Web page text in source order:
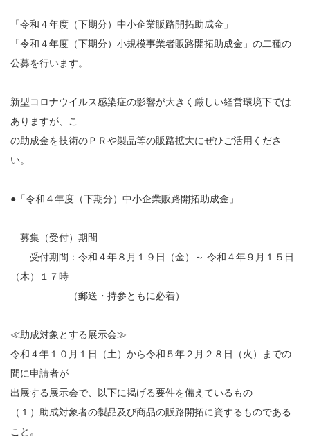
「令和４年度（下期分）中小企業販路開拓助成金」
「令和４年度（下期分）小規模事業者販路開拓助成金」の二種の
公募を行います。
新型コロナウイルス感染症の影響が大きく厳しい経営環境下では
ありますが、こ
の助成金を技術のＰＲや製品等の販路拡大にぜひご活用くださ
い。
●「令和４年度（下期分）中小企業販路開拓助成金」
募集（受付）期間
受付期間：令和４年８月１９日（金）～ 令和４年９月１５日
（木）１７時
（郵送・持参ともに必着）
≪助成対象とする展示会≫
令和４年１０月１日（土）から令和５年２月２８日（火）までの
間に申請者が
出展する展示会で、以下に掲げる要件を備えているもの
（１）助成対象者の製品及び商品の販路開拓に資するものである
こと。